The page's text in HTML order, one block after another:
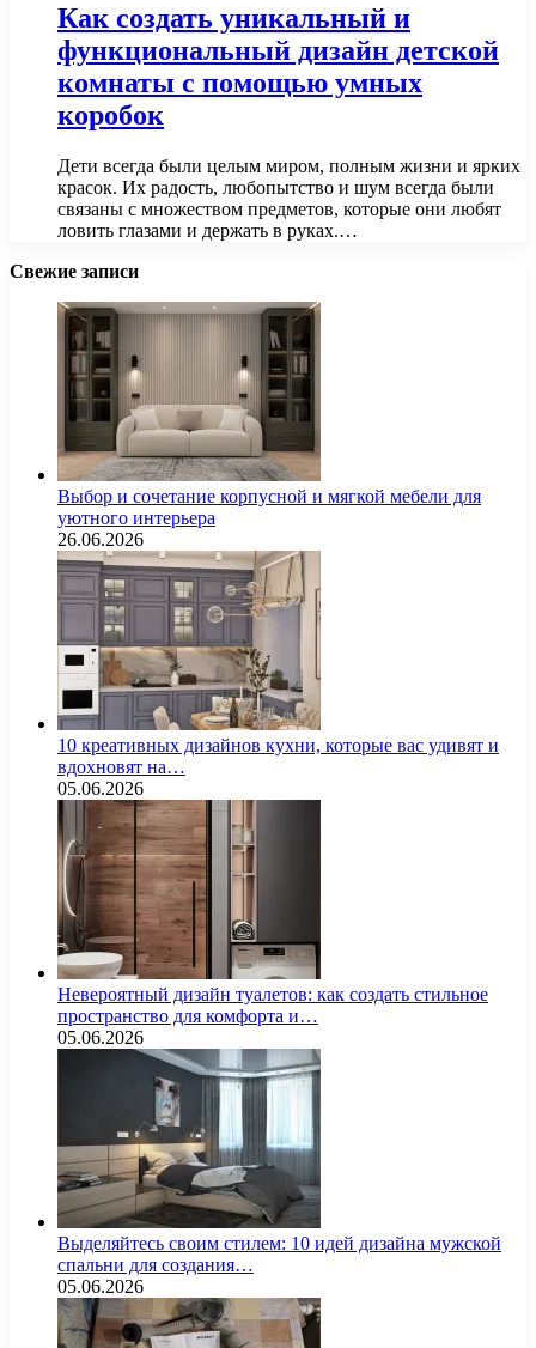
Как создать уникальный и
функциональный дизайн детской
комнаты с помощью умных
коробок
Дети всегда были целым миром, полным жизни и ярких
красок. Их радость, любопытство и шум всегда были
связаны с множеством предметов, которые они любят
ловить глазами и держать в руках.…
Свежие записи
Выбор и сочетание корпусной и мягкой мебели для
уютного интерьера
26.06.2026
10 креативных дизайнов кухни, которые вас удивят и
вдохновят на…
05.06.2026
Невероятный дизайн туалетов: как создать стильное
пространство для комфорта и…
05.06.2026
Выделяйтесь своим стилем: 10 идей дизайна мужской
спальни для создания…
05.06.2026